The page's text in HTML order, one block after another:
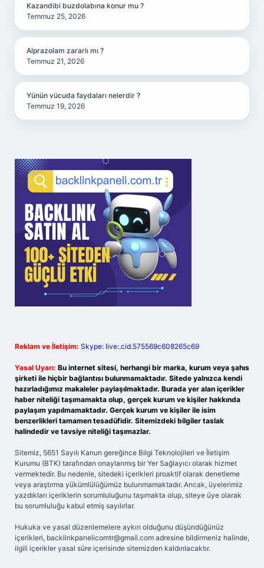
Kazandibi buzdolabına konur mu ?
Temmuz 25, 2026
Alprazolam zararlı mı ?
Temmuz 21, 2026
Yünün vücuda faydaları nelerdir ?
Temmuz 19, 2026
Reklam ve İletişim: Skype: live:.cid.575569c608265c69
Yasal Uyarı: Bu internet sitesi, herhangi bir marka, kurum veya şahıs
şirketi ile hiçbir bağlantısı bulunmamaktadır. Sitede yalnızca kendi
hazırladığımız makaleler paylaşılmaktadır. Burada yer alan içerikler
haber niteliği taşımamakta olup, gerçek kurum ve kişiler hakkında
paylaşım yapılmamaktadır. Gerçek kurum ve kişiler ile isim
benzerlikleri tamamen tesadüfidir. Sitemizdeki bilgiler taslak
halindedir ve tavsiye niteliği taşımazlar.
Sitemiz, 5651 Sayılı Kanun gereğince Bilgi Teknolojileri ve İletişim
Kurumu (BTK) tarafından onaylanmış bir Yer Sağlayıcı olarak hizmet
vermektedir. Bu nedenle, sitedeki içerikleri proaktif olarak denetleme
veya araştırma yükümlülüğümüz bulunmamaktadır. Ancak, üyelerimiz
yazdıkları içeriklerin sorumluluğunu taşımakta olup, siteye üye olarak
bu sorumluluğu kabul etmiş sayılırlar.
Hukuka ve yasal düzenlemelere aykırı olduğunu düşündüğünüz
içerikleri, backlinkpanelicomtr@gmail.com adresine bildirmeniz halinde,
ilgili içerikler yasal süre içerisinde sitemizden kaldırılacaktır.